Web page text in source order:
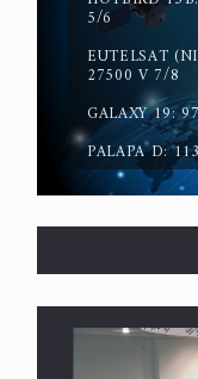
ليس
5/6
EUTELSAT
27500 V 7/8
GALAXY 19:
PALAPA D: